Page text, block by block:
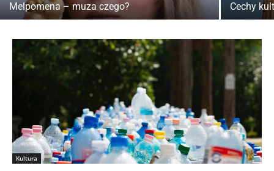
Melpomena – muza czego? Cechy
Kultura